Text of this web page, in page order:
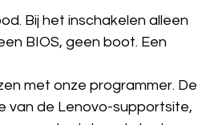
Bij het inschakelen alleen
BIOS, geen boot. Een
met onze programmer. De
van de Lenovo-supportsite,